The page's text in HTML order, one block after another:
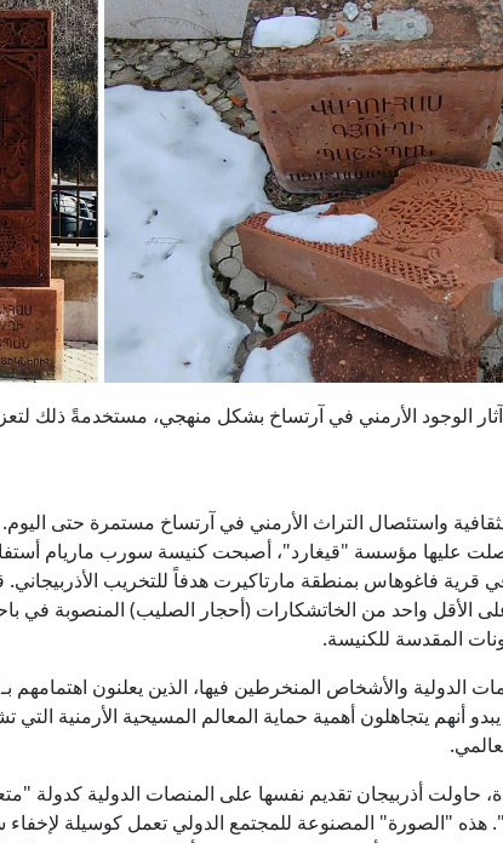
الوجود الأرمني في آرتساخ بشكل منهجي، مستخدمةً ذلك
واستئصال التراث الأرمني في آرتساخ مستمرة حتى
حصلت عليها مؤسسة "قيغارد"، أصبحت كنيسة سورب ماريام
قرية فاغوهاس بمنطقة مارتاكيرت هدفاً للتخريب الأذربيجاني.
على الأقل واحد من الخاتشكارات (أحجار الصليب) المنصوبة في
المقدسة للكنيسة.
الدولية والأشخاص المنخرطين فيها، الذين يعلنون اهتمامهم
أنهم يتجاهلون أهمية حماية المعالم المسيحية الأرمنية
أذربيجان تقديم نفسها على المنصات الدولية كدولة
هذه "الصورة" المصنوعة للمجتمع الدولي تعمل كوسيلة